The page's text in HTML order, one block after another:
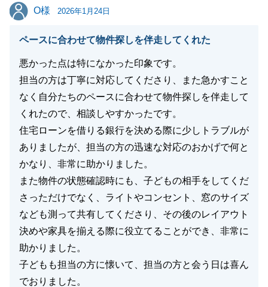
改めて感謝申し上げます。
相談できる相手」として頼っていただければ幸いで
す。
閉じる
O様
O様 2026年1月24日
ペースに合わせて物件探しを伴走してくれた
悪かった点は特になかった印象です。
担当の方は丁寧に対応してくださり、また急かすこと
なく自分たちのペースに合わせて物件探しを伴走して
くれたので、相談しやすかったです。
住宅ローンを借りる銀行を決める際に少しトラブルが
ありましたが、担当の方の迅速な対応のおかげで何と
かなり、非常に助かりました。
また物件の状態確認時にも、子どもの相手をしてくだ
さっただけでなく、ライトやコンセント、窓のサイズ
なども測って共有してくださり、その後のレイアウト
決めや家具を揃える際に役立てることができ、非常に
助かりました。
子どもも担当の方に懐いて、担当の方と会う日は喜ん
でおりました。